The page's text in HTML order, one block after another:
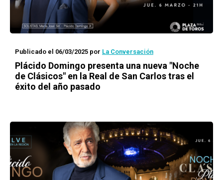
Publicado el 06/03/2025 por La Conversación
Plácido Domingo presenta una nueva "Noche
de Clásicos" en la Real de San Carlos tras el
éxito del año pasado